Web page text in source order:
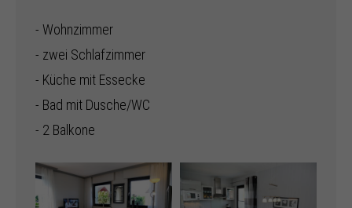
- Wohnzimmer
- zwei Schlafzimmer
- Küche mit Essecke
- Bad mit Dusche/WC
- 2 Balkone